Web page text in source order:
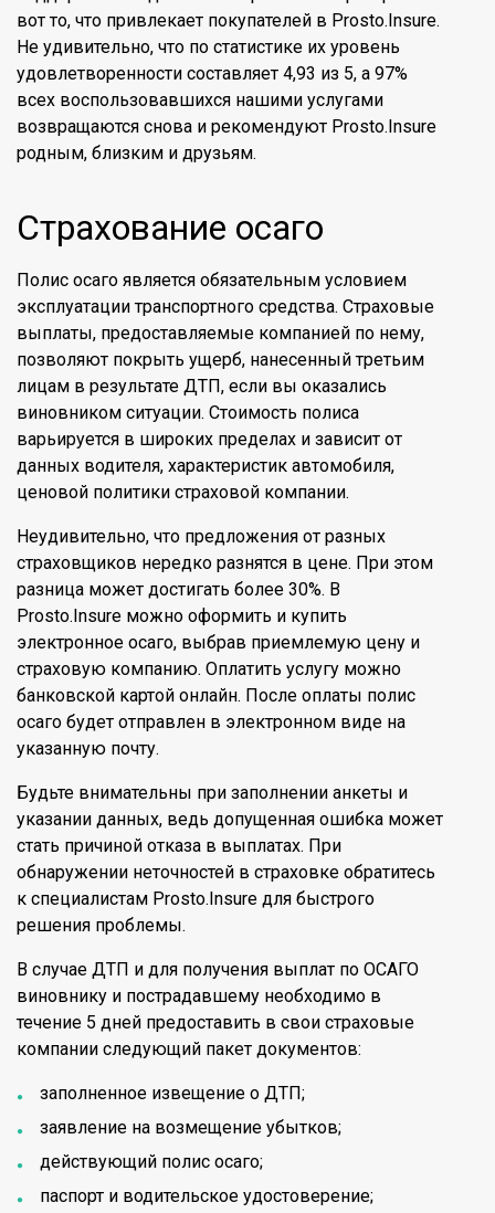
вот то, что привлекает покупателей в Prosto.Insure.
Не удивительно, что по статистике их уровень
удовлетворенности составляет 4,93 из 5, а 97%
всех воспользовавшихся нашими услугами
возвращаются снова и рекомендуют Prosto.Insure
родным, близким и друзьям.
Страхование осаго
Полис осаго является обязательным условием
эксплуатации транспортного средства. Страховые
выплаты, предоставляемые компанией по нему,
позволяют покрыть ущерб, нанесенный третьим
лицам в результате ДТП, если вы оказались
виновником ситуации. Стоимость полиса
варьируется в широких пределах и зависит от
данных водителя, характеристик автомобиля,
ценовой политики страховой компании.
Неудивительно, что предложения от разных
страховщиков нередко разнятся в цене. При этом
разница может достигать более 30%. В
Prosto.Insure можно оформить и купить
электронное осаго, выбрав приемлемую цену и
страховую компанию. Оплатить услугу можно
банковской картой онлайн. После оплаты полис
осаго будет отправлен в электронном виде на
указанную почту.
Будьте внимательны при заполнении анкеты и
указании данных, ведь допущенная ошибка может
стать причиной отказа в выплатах. При
обнаружении неточностей в страховке обратитесь
к специалистам Prosto.Insure для быстрого
решения проблемы.
В случае ДТП и для получения выплат по ОСАГО
виновнику и пострадавшему необходимо в
течение 5 дней предоставить в свои страховые
компании следующий пакет документов:
заполненное извещение о ДТП;
заявление на возмещение убытков;
действующий полис осаго;
паспорт и водительское удостоверение;